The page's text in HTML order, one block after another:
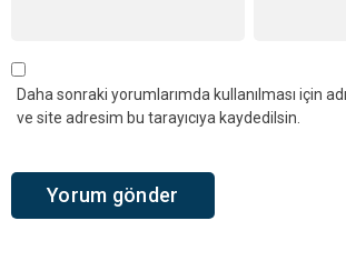
Daha sonraki yorumlarımda kullanılması için
ve site adresim bu tarayıcıya kaydedilsin.